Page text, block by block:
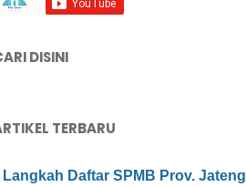
DISINI
TERBARU
Langkah Daftar SPMB Prov. Jateng